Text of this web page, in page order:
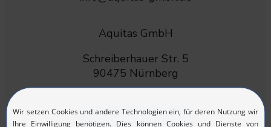
Aquitas GmbH
Schreiberhauer Str. 5
90475 Nürnberg
Zurück zum Stellenmarkt